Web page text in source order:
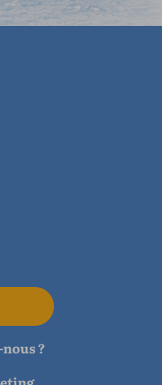
?